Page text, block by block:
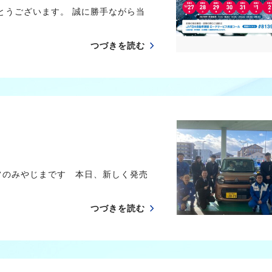
ございます。 誠に勝手ながら当
つづきを読む
のみやじまです 本日、新しく発売
つづきを読む